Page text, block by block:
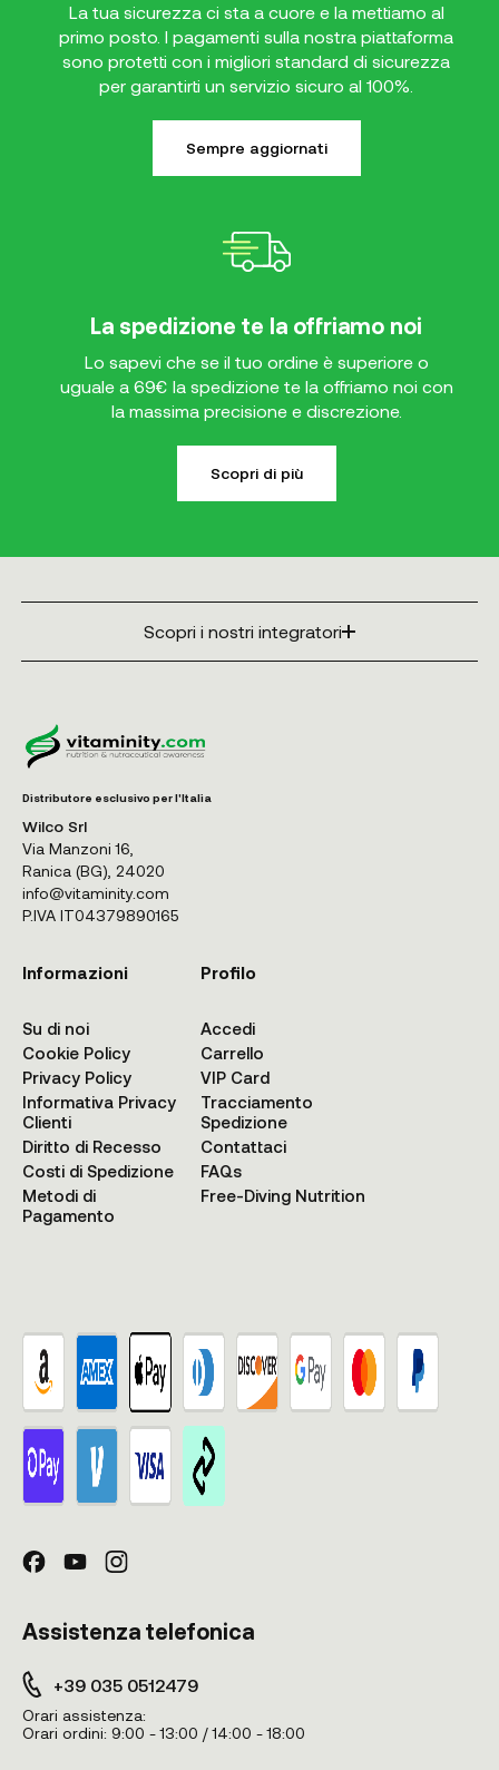
La tua sicurezza ci sta a cuore e la mettiamo al
primo posto. I pagamenti sulla nostra piattaforma
sono protetti con i migliori standard di sicurezza
per garantirti un servizio sicuro al 100%.
Sempre aggiornati
La spedizione te la offriamo noi
Lo sapevi che se il tuo ordine è superiore o
uguale a 69€ la spedizione te la offriamo noi con
la massima precisione e discrezione.
Scopri di più
Scopri i nostri integratori
Distributore esclusivo per l'Italia
Wilco Srl
Via Manzoni 16,
Ranica (BG), 24020
info@vitaminity.com
P.IVA IT04379890165
Informazioni
Su di noi
Cookie Policy
Privacy Policy
Informativa Privacy
Clienti
Diritto di Recesso
Costi di Spedizione
Metodi di
Pagamento
Profilo
Accedi
Carrello
VIP Card
Tracciamento
Spedizione
Contattaci
FAQs
Free-Diving Nutrition
Assistenza telefonica
+39 035 0512479
Orari assistenza:
Orari ordini: 9:00 - 13:00 / 14:00 - 18:00